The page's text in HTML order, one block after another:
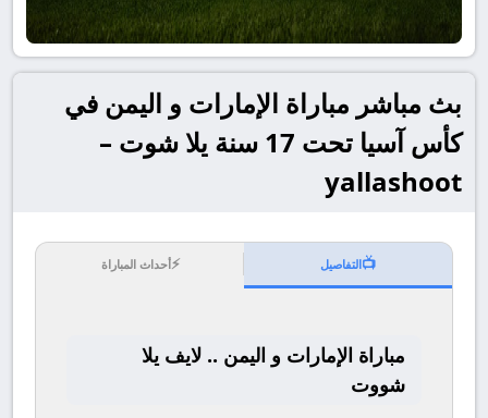
بث مباشر مباراة الإمارات و اليمن في
كأس آسيا تحت 17 سنة يلا شوت –
yallashoot
📺التفاصيل ⚡أحداث المباراة
مباراة الإمارات و اليمن .. لايف يلا
شووت